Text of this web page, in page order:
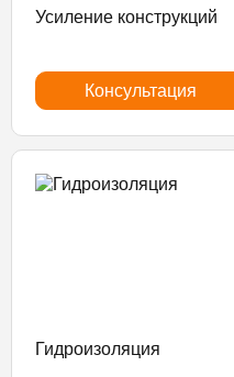
Усиление конструкций
Консультация
Гидроизоляция